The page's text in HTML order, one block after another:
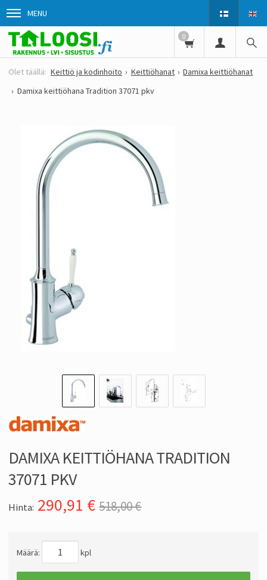
MENU
0
Keittiö ja kodinhoito Keittiöhanat
Damixa keittiöhanat
Damixa keittiöhana Tradition 37071 pkv
DAMIXA KEITTIÖHANA TRADITION
37071 PKV
Hinta: 290,91 € 518,00 €
Määrä: kpl